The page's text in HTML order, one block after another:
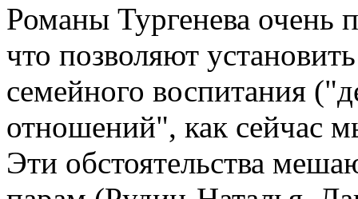
Романы Тургенева очень
что позволяют
семейного воспитания
отношений", как сейчас
Эти обстоятельства